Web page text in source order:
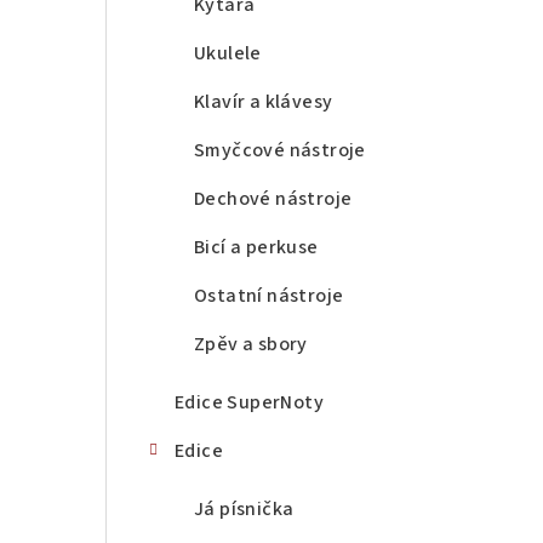
Ukulele
Klavír a klávesy
Smyčcové nástroje
Dechové nástroje
Bicí a perkuse
Ostatní nástroje
Zpěv a sbory
Edice SuperNoty
Edice
Já písnička